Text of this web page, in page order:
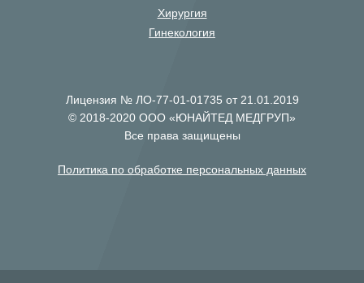
Хирургия
Гинекология
Лицензия № ЛО-77-01-01735 от 21.01.2019
© 2018-2020 ООО «ЮНАЙТЕД МЕДГРУП»
Все права защищены
Политика по обработке персональных данных